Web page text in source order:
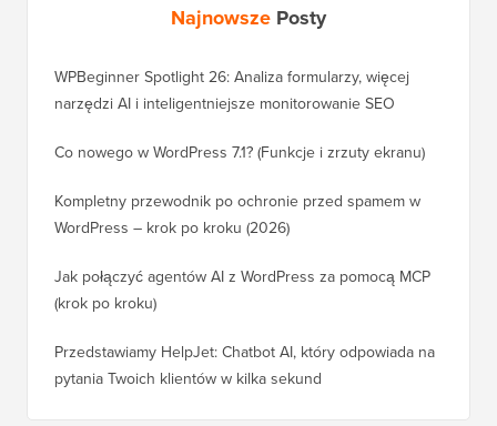
Najnowsze Posty
WPBeginner Spotlight 26: Analiza formularzy, więcej
narzędzi AI i inteligentniejsze monitorowanie SEO
Co nowego w WordPress 7.1? (Funkcje i zrzuty ekranu)
Kompletny przewodnik po ochronie przed spamem w
WordPress – krok po kroku (2026)
Jak połączyć agentów AI z WordPress za pomocą MCP
(krok po kroku)
Przedstawiamy HelpJet: Chatbot AI, który odpowiada na
pytania Twoich klientów w kilka sekund